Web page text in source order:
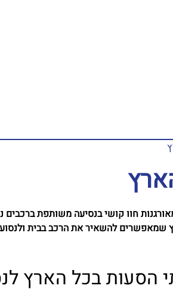
חוו קושי בנסיעה משותפת ברכבים
שמאפשרים להשאיר את הרכב בבית
הסעות בכל הארץ